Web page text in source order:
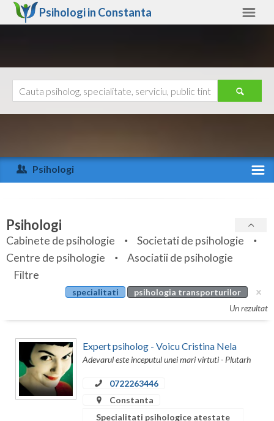
Psihologi in Constanta
Arad
Arges
Bihor
Bistrita-Nasaud
Botosani
Bucuresti
Buzau
Ajutor
Psihologi
Specialitati
Servicii
Articole
Evenimente
Cabinet
Membri
Psihologi
Cabinete de psihologie
Societati de psihologie
Centre de psihologie
Asociatii de psihologie
Filtre
specialitati
psihologia transporturilor
Un rezultat
Expert psiholog - Voicu Cristina Nela
Adevarul este inceputul unei mari virtuti - Plutarh
0722263446
Constanta
Specialitati psihologice atestate